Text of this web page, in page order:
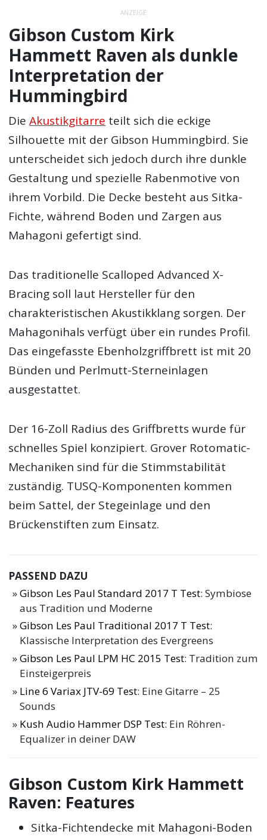
ANZEIGE
Gibson Custom Kirk
Hammett Raven als dunkle
Interpretation der
Hummingbird
DieAkustikgitarre teilt sich die eckige
Silhouette mit der Gibson Hummingbird. Sie
unterscheidet sich jedoch durch ihre dunkle
Gestaltung und spezielle Rabenmotive von
ihrem Vorbild. Die Decke besteht aus Sitka-
Fichte, während Boden und Zargen aus
Mahagoni gefertigt sind.
Das traditionelle Scalloped Advanced X-
Bracing soll laut Hersteller für den
charakteristischen Akustikklang sorgen. Der
Mahagonihals verfügt über ein rundes Profil.
Das eingefasste Ebenholzgriffbrett ist mit 20
Bünden und Perlmutt-Sterneinlagen
ausgestattet.
Der 16-Zoll Radius des Griffbretts wurde für
schnelles Spiel konzipiert. Grover Rotomatic-
Mechaniken sind für die Stimmstabilität
zuständig. TUSQ-Komponenten kommen
beim Sattel, der Stegeinlage und den
Brückenstiften zum Einsatz.
PASSEND DAZU
Gibson Les Paul Standard 2017 T Test: Symbiose
aus Tradition und Moderne
Gibson Les Paul Traditional 2017 T Test:
Klassische Interpretation des Evergreens
Gibson Les Paul LPM HC 2015 Test: Tradition zum
Einsteigerpreis
Line 6 Variax JTV-69 Test: Eine Gitarre – 25
Sounds
Kush Audio Hammer DSP Test: Ein Röhren-
Equalizer in deiner DAW
Gibson Custom Kirk Hammett
Raven: Features
Sitka-Fichtendecke mit Mahagoni-Boden